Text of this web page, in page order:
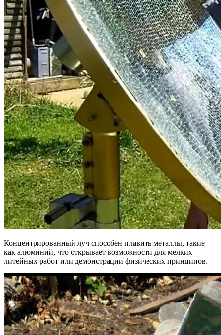
Концентрированный луч способен плавить металлы, такие
как алюминий, что открывает возможности для мелких
литейных работ или демонстрации физических принципов.